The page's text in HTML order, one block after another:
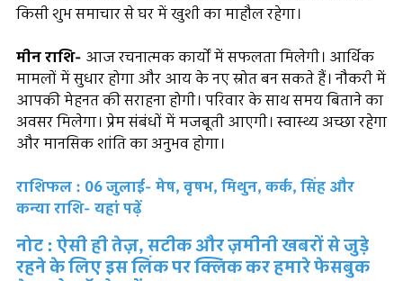
किसी शुभ समाचार से घर में खुशी का माहौल रहेगा।
मीन राशि- आज रचनात्मक कार्यों में सफलता मिलेगी। आर्थिक
मामलों में सुधार होगा और आय के नए स्रोत बन सकते हैं। नौकरी में
आपकी मेहनत की सराहना होगी। परिवार के साथ समय बिताने का
अवसर मिलेगा। प्रेम संबंधों में मजबूती आएगी। स्वास्थ्य अच्छा रहेगा
और मानसिक शांति का अनुभव होगा।
राशिफल : 06 जुलाई- मेष, वृषभ, मिथुन, कर्क, सिंह और
कन्या राशि- यहां पढ़ें
नोट : ऐसी ही तेज़, सटीक और ज़मीनी खबरों से जुड़े
रहने के लिए इस लिंक पर क्लिक कर हमारे फेसबुक